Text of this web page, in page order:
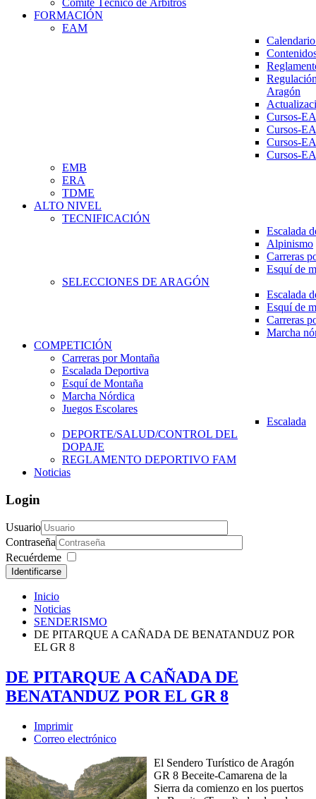
Comité Técnico de Árbitros
FORMACIÓN
EAM
Aragón
Cursos-
Cursos-
Cursos-
Cursos-
EMB
ERA
TDME
ALTO NIVEL
TECNIFICACIÓN
Escalada
Alpinismo
Carreras
Esquí de
SELECCIONES DE ARAGÓN
Escalada
Esquí de
Carreras
Marcha
COMPETICIÓN
Carreras por Montaña
Escalada Deportiva
Esquí de Montaña
Marcha Nórdica
Juegos Escolares
Escalada
DEPORTE/SALUD/CONTROL DEL
DOPAJE
REGLAMENTO DEPORTIVO FAM
Noticias
Login
Usuario
Contraseña
Recuérdeme
Identificarse
Inicio
Noticias
SENDERISMO
DE PITARQUE A CAÑADA DE BENATANDUZ POR
EL GR 8
DE PITARQUE A CAÑADA DE
BENATANDUZ POR EL GR 8
Imprimir
Correo electrónico
El Sendero Turístico de Aragón
GR 8 Beceite-Camarena de la
Sierra da comienzo en los puertos